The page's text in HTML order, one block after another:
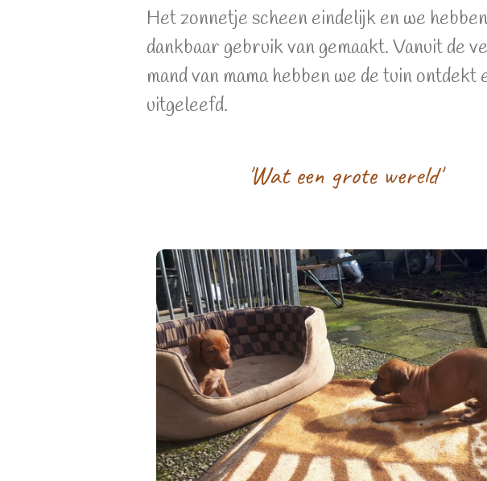
Het zonnetje scheen eindelijk en we
dankbaar gebruik van gemaakt. Vanuit de
mand van mama hebben we de tuin ontdekt
uitgeleefd.
'Wat een grote wereld'